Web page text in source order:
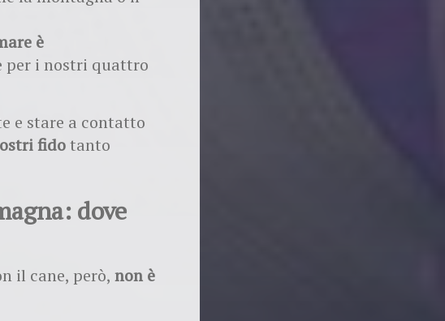
è
per i nostri quattro
e stare a contatto
fidotanto
dove
il cane, però, non è